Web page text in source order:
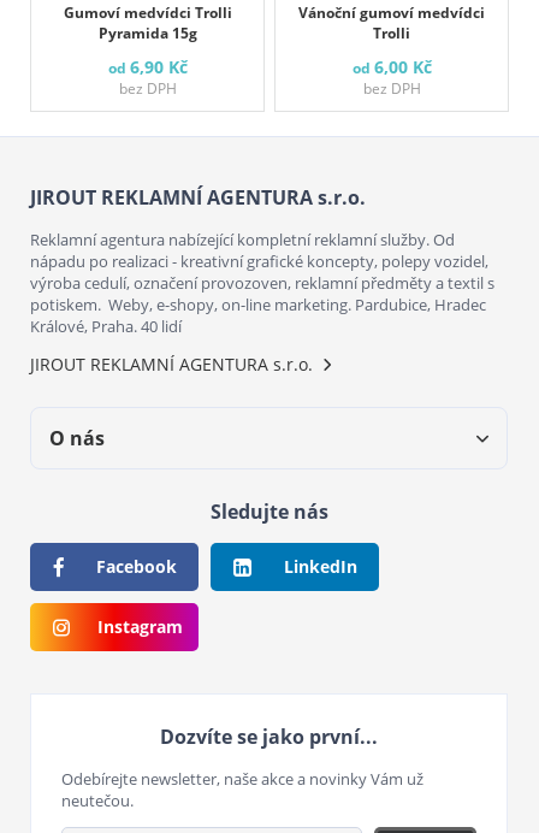
Gumoví medvídci Trolli
Pyramida 15g
od 6,90 Kč
bez DPH
Vánoční gumoví medvídci
Trolli
od 6,00 Kč
bez DPH
JIROUT REKLAMNÍ AGENTURA s.r.o.
Reklamní agentura nabízející kompletní reklamní služby. Od
nápadu po realizaci - kreativní grafické koncepty, polepy vozidel,
výroba cedulí, označení provozoven, reklamní předměty a textil s
potiskem. Weby, e-shopy, on-line marketing. Pardubice, Hradec
Králové, Praha. 40 lidí
JIROUT REKLAMNÍ AGENTURA s.r.o.
O nás
Sledujte nás
Facebook LinkedIn
Instagram
Dozvíte se jako první...
Odebírejte newsletter, naše akce a novinky Vám už
neutečou.